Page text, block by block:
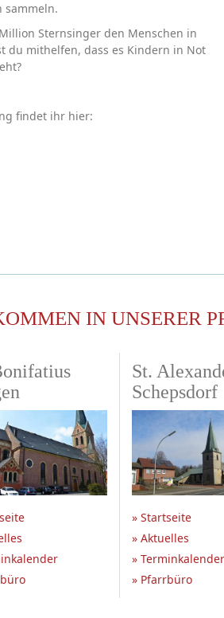
sammeln.
Sternsinger den Menschen in
du mithelfen, dass es Kindern in Not
findet ihr hier:
IN UNSERER
St.
Schepsdorf
» Startseite
» Aktuelles
» Terminkalender
» Pfarrbüro